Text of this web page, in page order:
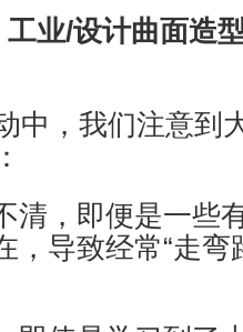
业/设计曲面造
中，我们注意到
清，即便是一些
，导致经常“走弯